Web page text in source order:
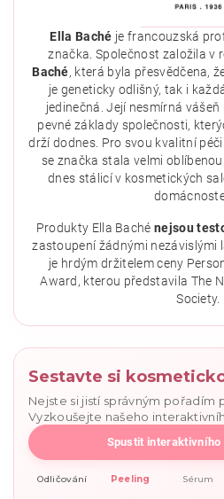
Vložením hodnocení souhlasíte
Ella Baché je francouzská
značka. Společnost založila v
Baché, která byla přesvědčena,
je geneticky odlišný, tak i
jedinečná. Její nesmírná
pevné základy společnosti,
drží dodnes. Pro svou kvalitní
se značka stala velmi
dnes stálicí v kosmetických
Produkty Ella Bachénejsou
zastoupení žádnými nezávislými
je hrdým držitelem ceny
Award, kterou představila The
Society.
Sestavte si
Nejste si jistí správným pořadím
Vyzkoušejte našeho
Spustit interaktivního
Odličování Peeling Sérum